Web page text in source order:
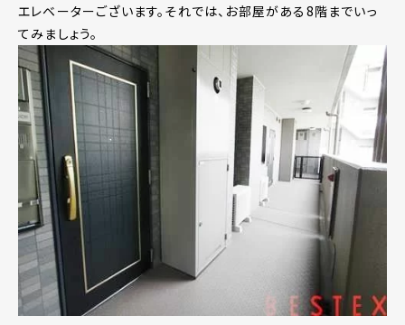
エレベーターございます。それでは、お部屋がある8階までいっ
てみましょう。